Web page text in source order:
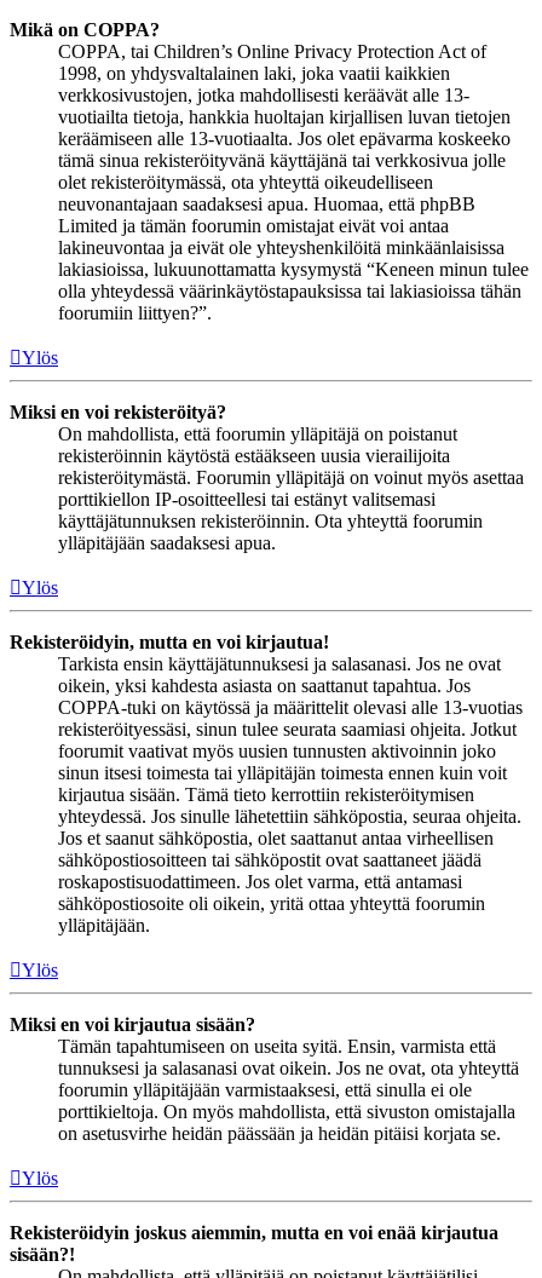
Mikä on COPPA?
COPPA, tai Children’s Online Privacy Protection Act of
1998, on yhdysvaltalainen laki, joka vaatii kaikkien
verkkosivustojen, jotka mahdollisesti keräävät alle 13-
vuotiailta tietoja, hankkia huoltajan kirjallisen luvan tietojen
keräämiseen alle 13-vuotiaalta. Jos olet epävarma koskeeko
tämä sinua rekisteröityvänä käyttäjänä tai verkkosivua jolle
olet rekisteröitymässä, ota yhteyttä oikeudelliseen
neuvonantajaan saadaksesi apua. Huomaa, että phpBB
Limited ja tämän foorumin omistajat eivät voi antaa
lakineuvontaa ja eivät ole yhteyshenkilöitä minkäänlaisissa
lakiasioissa, lukuunottamatta kysymystä “Keneen minun tulee
olla yhteydessä väärinkäytöstapauksissa tai lakiasioissa tähän
foorumiin liittyen?”.
Ylös
Miksi en voi rekisteröityä?
On mahdollista, että foorumin ylläpitäjä on poistanut
rekisteröinnin käytöstä estääkseen uusia vierailijoita
rekisteröitymästä. Foorumin ylläpitäjä on voinut myös asettaa
porttikiellon IP-osoitteellesi tai estänyt valitsemasi
käyttäjätunnuksen rekisteröinnin. Ota yhteyttä foorumin
ylläpitäjään saadaksesi apua.
Ylös
Rekisteröidyin, mutta en voi kirjautua!
Tarkista ensin käyttäjätunnuksesi ja salasanasi. Jos ne ovat
oikein, yksi kahdesta asiasta on saattanut tapahtua. Jos
COPPA-tuki on käytössä ja määrittelit olevasi alle 13-vuotias
rekisteröityessäsi, sinun tulee seurata saamiasi ohjeita. Jotkut
foorumit vaativat myös uusien tunnusten aktivoinnin joko
sinun itsesi toimesta tai ylläpitäjän toimesta ennen kuin voit
kirjautua sisään. Tämä tieto kerrottiin rekisteröitymisen
yhteydessä. Jos sinulle lähetettiin sähköpostia, seuraa ohjeita.
Jos et saanut sähköpostia, olet saattanut antaa virheellisen
sähköpostiosoitteen tai sähköpostit ovat saattaneet jäädä
roskapostisuodattimeen. Jos olet varma, että antamasi
sähköpostiosoite oli oikein, yritä ottaa yhteyttä foorumin
ylläpitäjään.
Ylös
Miksi en voi kirjautua sisään?
Tämän tapahtumiseen on useita syitä. Ensin, varmista että
tunnuksesi ja salasanasi ovat oikein. Jos ne ovat, ota yhteyttä
foorumin ylläpitäjään varmistaaksesi, että sinulla ei ole
porttikieltoja. On myös mahdollista, että sivuston omistajalla
on asetusvirhe heidän päässään ja heidän pitäisi korjata se.
Ylös
Rekisteröidyin joskus aiemmin, mutta en voi enää kirjautua
sisään?!